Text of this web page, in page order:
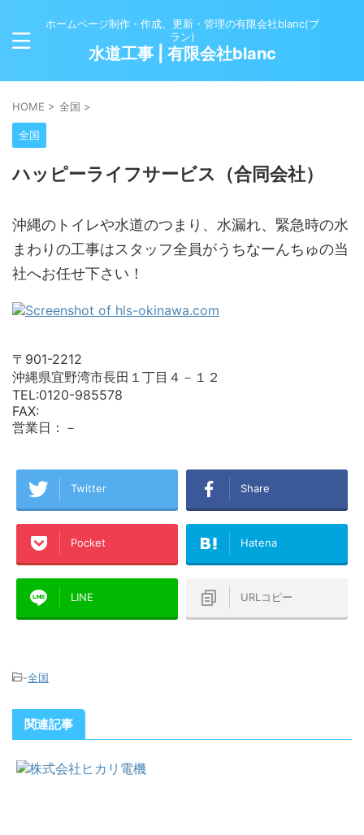
ホームページ制作・作成、更新・管理の有限会社blanc(ブ
ラン)
水道工事 | 有限会社blanc
HOME > 全国 >
全国
ハッピーライフサービス（合同会社）
沖縄のトイレや水道のつまり、水漏れ、緊急時の水
まわりの工事はスタッフ全員がうちなーんちゅの当
社へお任せ下さい！
〒901-2212
沖縄県宜野湾市長田１丁目４－１２
TEL:0120-985578
FAX:
営業日：－
Twitter Share
Pocket Hatena
LINE URLコピー
-全国
関連記事